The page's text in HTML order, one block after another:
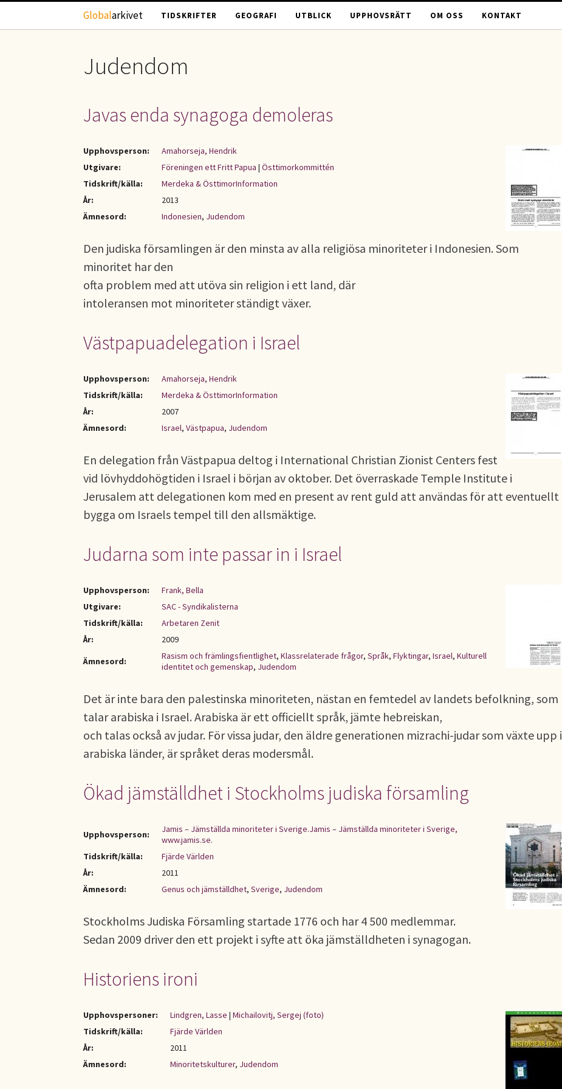
Hoppa till huvudinnehåll
Globalarkivet TIDSKRIFTER GEOGRAFI UTBLICK UPPHOVSRÄTT OM OSS KONTAKT
Judendom
Javas enda synagoga demoleras
Upphovsperson:
Amahorseja, Hendrik
Utgivare:
Föreningen ett Fritt Papua | Östtimorkommittén
Tidskrift/källa:
Merdeka & ÖsttimorInformation
År:
2013
Ämnesord:
Indonesien, Judendom
Den judiska församlingen är den minsta av alla religiösa minoriteter i Indonesien. Som
minoritet har den
ofta problem med att utöva sin religion i ett land, där
intoleransen mot minoriteter ständigt växer.
Västpapuadelegation i Israel
Upphovsperson:
Amahorseja, Hendrik
Tidskrift/källa:
Merdeka & ÖsttimorInformation
År:
2007
Ämnesord:
Israel, Västpapua, Judendom
En delegation från Västpapua deltog i International Christian Zionist Centers fest
vid lövhyddohögtiden i Israel i början av oktober. Det överraskade Temple Institute i
Jerusalem att delegationen kom med en present av rent guld att användas för att eventuellt
bygga om Israels tempel till den allsmäktige.
Judarna som inte passar in i Israel
Upphovsperson:
Frank, Bella
Utgivare:
SAC - Syndikalisterna
Tidskrift/källa:
Arbetaren Zenit
År:
2009
Ämnesord:
Rasism och främlingsfientlighet, Klassrelaterade frågor, Språk, Flyktingar, Israel, Kulturell
identitet och gemenskap, Judendom
Det är inte bara den palestinska minoriteten, nästan en femtedel av landets befolkning, som
talar arabiska i Israel. Arabiska är ett officiellt språk, jämte hebreiskan,
och talas också av judar. För vissa judar, den äldre generationen mizrachi-judar som växte upp i
arabiska länder, är språket deras modersmål.
Ökad jämställdhet i Stockholms judiska församling
Upphovsperson:
Jamis – Jämställda minoriteter i Sverige.Jamis – Jämställda minoriteter i Sverige,
www.jamis.se.
Tidskrift/källa:
Fjärde Världen
År:
2011
Ämnesord:
Genus och jämställdhet, Sverige, Judendom
Stockholms Judiska Församling startade 1776 och har 4 500 medlemmar.
Sedan 2009 driver den ett projekt i syfte att öka jämställdheten i synagogan.
Historiens ironi
Upphovspersoner: Lindgren, Lasse | Michailovitj, Sergej (foto)
Tidskrift/källa:
Fjärde Världen
År:
2011
Ämnesord:
Minoritetskulturer, Judendom